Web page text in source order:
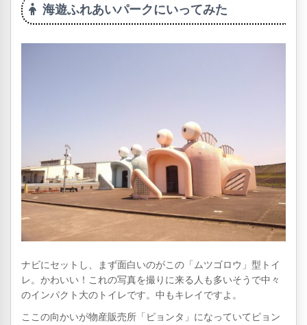
海遊ふれあいパークにいってみた
ナビにセットし、まず面白いのがこの「ムツゴロウ」型トイ
レ。かわいい！これの写真を撮りに来る人も多いそうで中々
のインパクト大のトイレです。中もキレイですよ。
ここの向かいが物産販売所「ピョンタ」になっていてピョン